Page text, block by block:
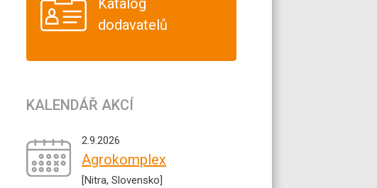
dodavatelů
KALENDÁŘ AKCÍ
2.9.2026
Agrokomplex
[Nitra, Slovensko]